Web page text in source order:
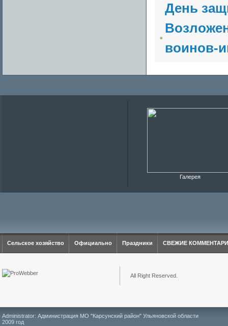
День
воинов-
Галерея
Сельское хозяйство Официально Праздники СВЕЖИЕ
All Right Reserved.
Administrator: Администрация МО "Карсунский район" Ульяновской области
2009 год